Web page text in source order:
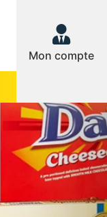
Mon compte